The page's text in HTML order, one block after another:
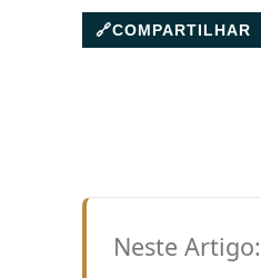
🔗COMPARTILHAR
Neste Artigo: